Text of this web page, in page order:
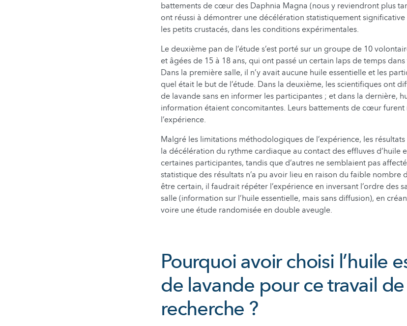
battements de cœur des Daphnia Magna (nous y reviendront plus
ont réussi à démontrer une décélération statistiquement
les petits crustacés, dans les conditions expérimentales.
Le deuxième pan de l’étude s’est porté sur un groupe de 10
et âgées de 15 à 18 ans, qui ont passé un certain laps de temps
Dans la première salle, il n’y avait aucune huile essentielle et les
quel était le but de l’étude. Dans la deuxième, les scientifiques ont
de lavande sans en informer les participantes ; et dans la dernière,
information étaient concomitantes. Leurs battements de cœur
l’expérience.
Malgré les limitations méthodologiques de l’expérience, les
la décélération du rythme cardiaque au contact des effluves d’huile
certaines participantes, tandis que d’autres ne semblaient pas
statistique des résultats n’a pu avoir lieu en raison du faible nombre
être certain, il faudrait répéter l’expérience en inversant l’ordre des
salle (information sur l’huile essentielle, mais sans diffusion), en
voire une étude randomisée en double aveugle.
Pourquoi avoir choisi l’huile
de lavande pour ce travail de
recherche ?